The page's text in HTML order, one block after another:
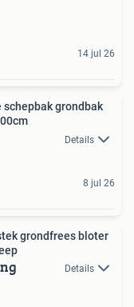
14 jul 26
grondbak
Details
8 jul 26
grondfrees bloter
Details